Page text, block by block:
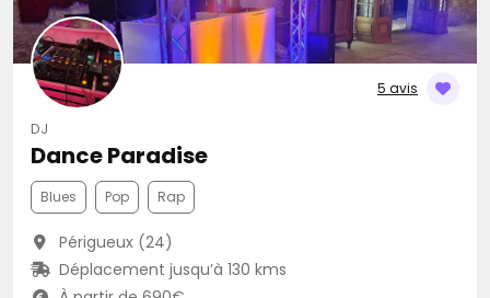
5 avis
DJ
Dance Paradise
Blues Pop Rap
Périgueux (24)
Déplacement jusqu’à 130 kms